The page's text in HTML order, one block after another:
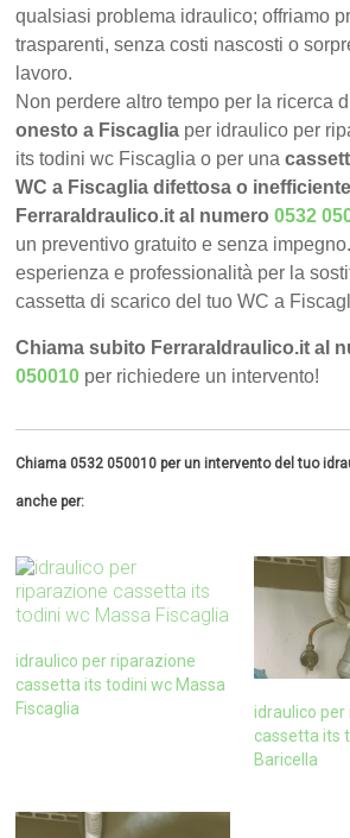
qualsiasi problema idraulico; offriamo
trasparenti, senza costi nascosti o
lavoro.
Non perdere altro tempo per la ricerca
onesto a Fiscaglia per idraulico per
its todini wc Fiscaglia o per una
WC a Fiscaglia difettosa o inefficiente
FerraraIdraulico.it al numero0532
un preventivo gratuito e senza
esperienza e professionalità per la
cassetta di scarico del tuo WC a
Chiama subito FerraraIdraulico.it al
050010 per richiedere un intervento!
Chiama 0532 050010 per un intervento del tuo
anche per:
idraulico per riparazione
cassetta its todini wc Massa
Fiscaglia
idraulico
cassetta its
Baricella